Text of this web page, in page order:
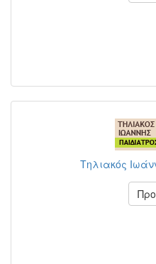
Τηλιακός